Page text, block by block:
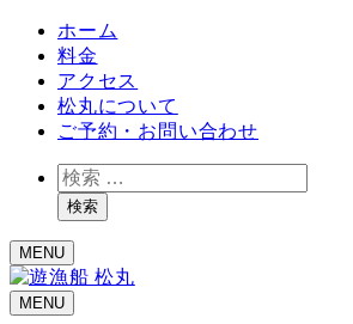
ホーム
料金
アクセス
松丸について
ご予約・お問い合わせ
検
索検索
MENU
MENU